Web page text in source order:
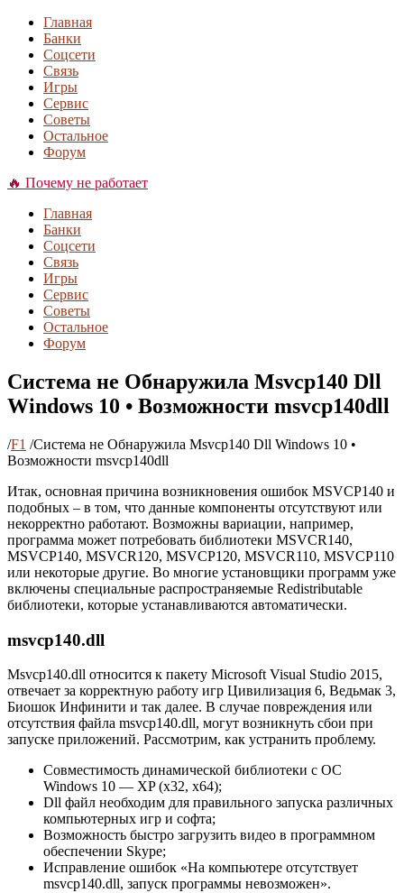
Главная
Банки
Соцсети
Связь
Игры
Сервис
Советы
Остальное
Форум
🔥 Почему не работает
Главная
Банки
Соцсети
Связь
Игры
Сервис
Советы
Остальное
Форум
Система не Обнаружила Msvcp140 Dll
Windows 10 • Возможности msvcp140dll
/F1 /Система не Обнаружила Msvcp140 Dll Windows 10 •
Возможности msvcp140dll
Итак, основная причина возникновения ошибок MSVCP140 и
подобных – в том, что данные компоненты отсутствуют или
некорректно работают. Возможны вариации, например,
программа может потребовать библиотеки MSVCR140,
MSVCP140, MSVCR120, MSVCP120, MSVCR110, MSVCP110
или некоторые другие. Во многие установщики программ уже
включены специальные распространяемые Redistributable
библиотеки, которые устанавливаются автоматически.
msvcp140.dll
Msvcp140.dll относится к пакету Microsoft Visual Studio 2015,
отвечает за корректную работу игр Цивилизация 6, Ведьмак 3,
Биошок Инфинити и так далее. В случае повреждения или
отсутствия файла msvcp140.dll, могут возникнуть сбои при
запуске приложений. Рассмотрим, как устранить проблему.
Совместимость динамической библиотеки с ОС
Windows 10 — XP (x32, x64);
Dll файл необходим для правильного запуска различных
компьютерных игр и софта;
Возможность быстро загрузить видео в программном
обеспечении Skype;
Исправление ошибок «На компьютере отсутствует
msvcp140.dll, запуск программы невозможен».